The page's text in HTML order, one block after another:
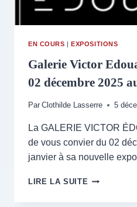
EN COURS |EXPOSITIONS
Galerie Victor
02 décembre 2025
Par Clothilde Lasserre 5
La GALERIE VICTOR
de vous convier du 02
janvier à sa nouvelle
LIRE LA SUITE GALERIE
EDOUARD